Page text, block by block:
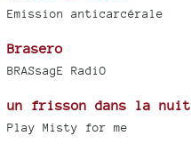
Emission anticarcérale
Brasero
BRASsagE RadiO
un frisson dans la nuit
Play Misty for me